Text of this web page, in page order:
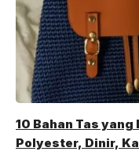
yang kece juga
Dengan kualitas
produk ini
...
10 Bahan Tas
Polyester, Dinir,